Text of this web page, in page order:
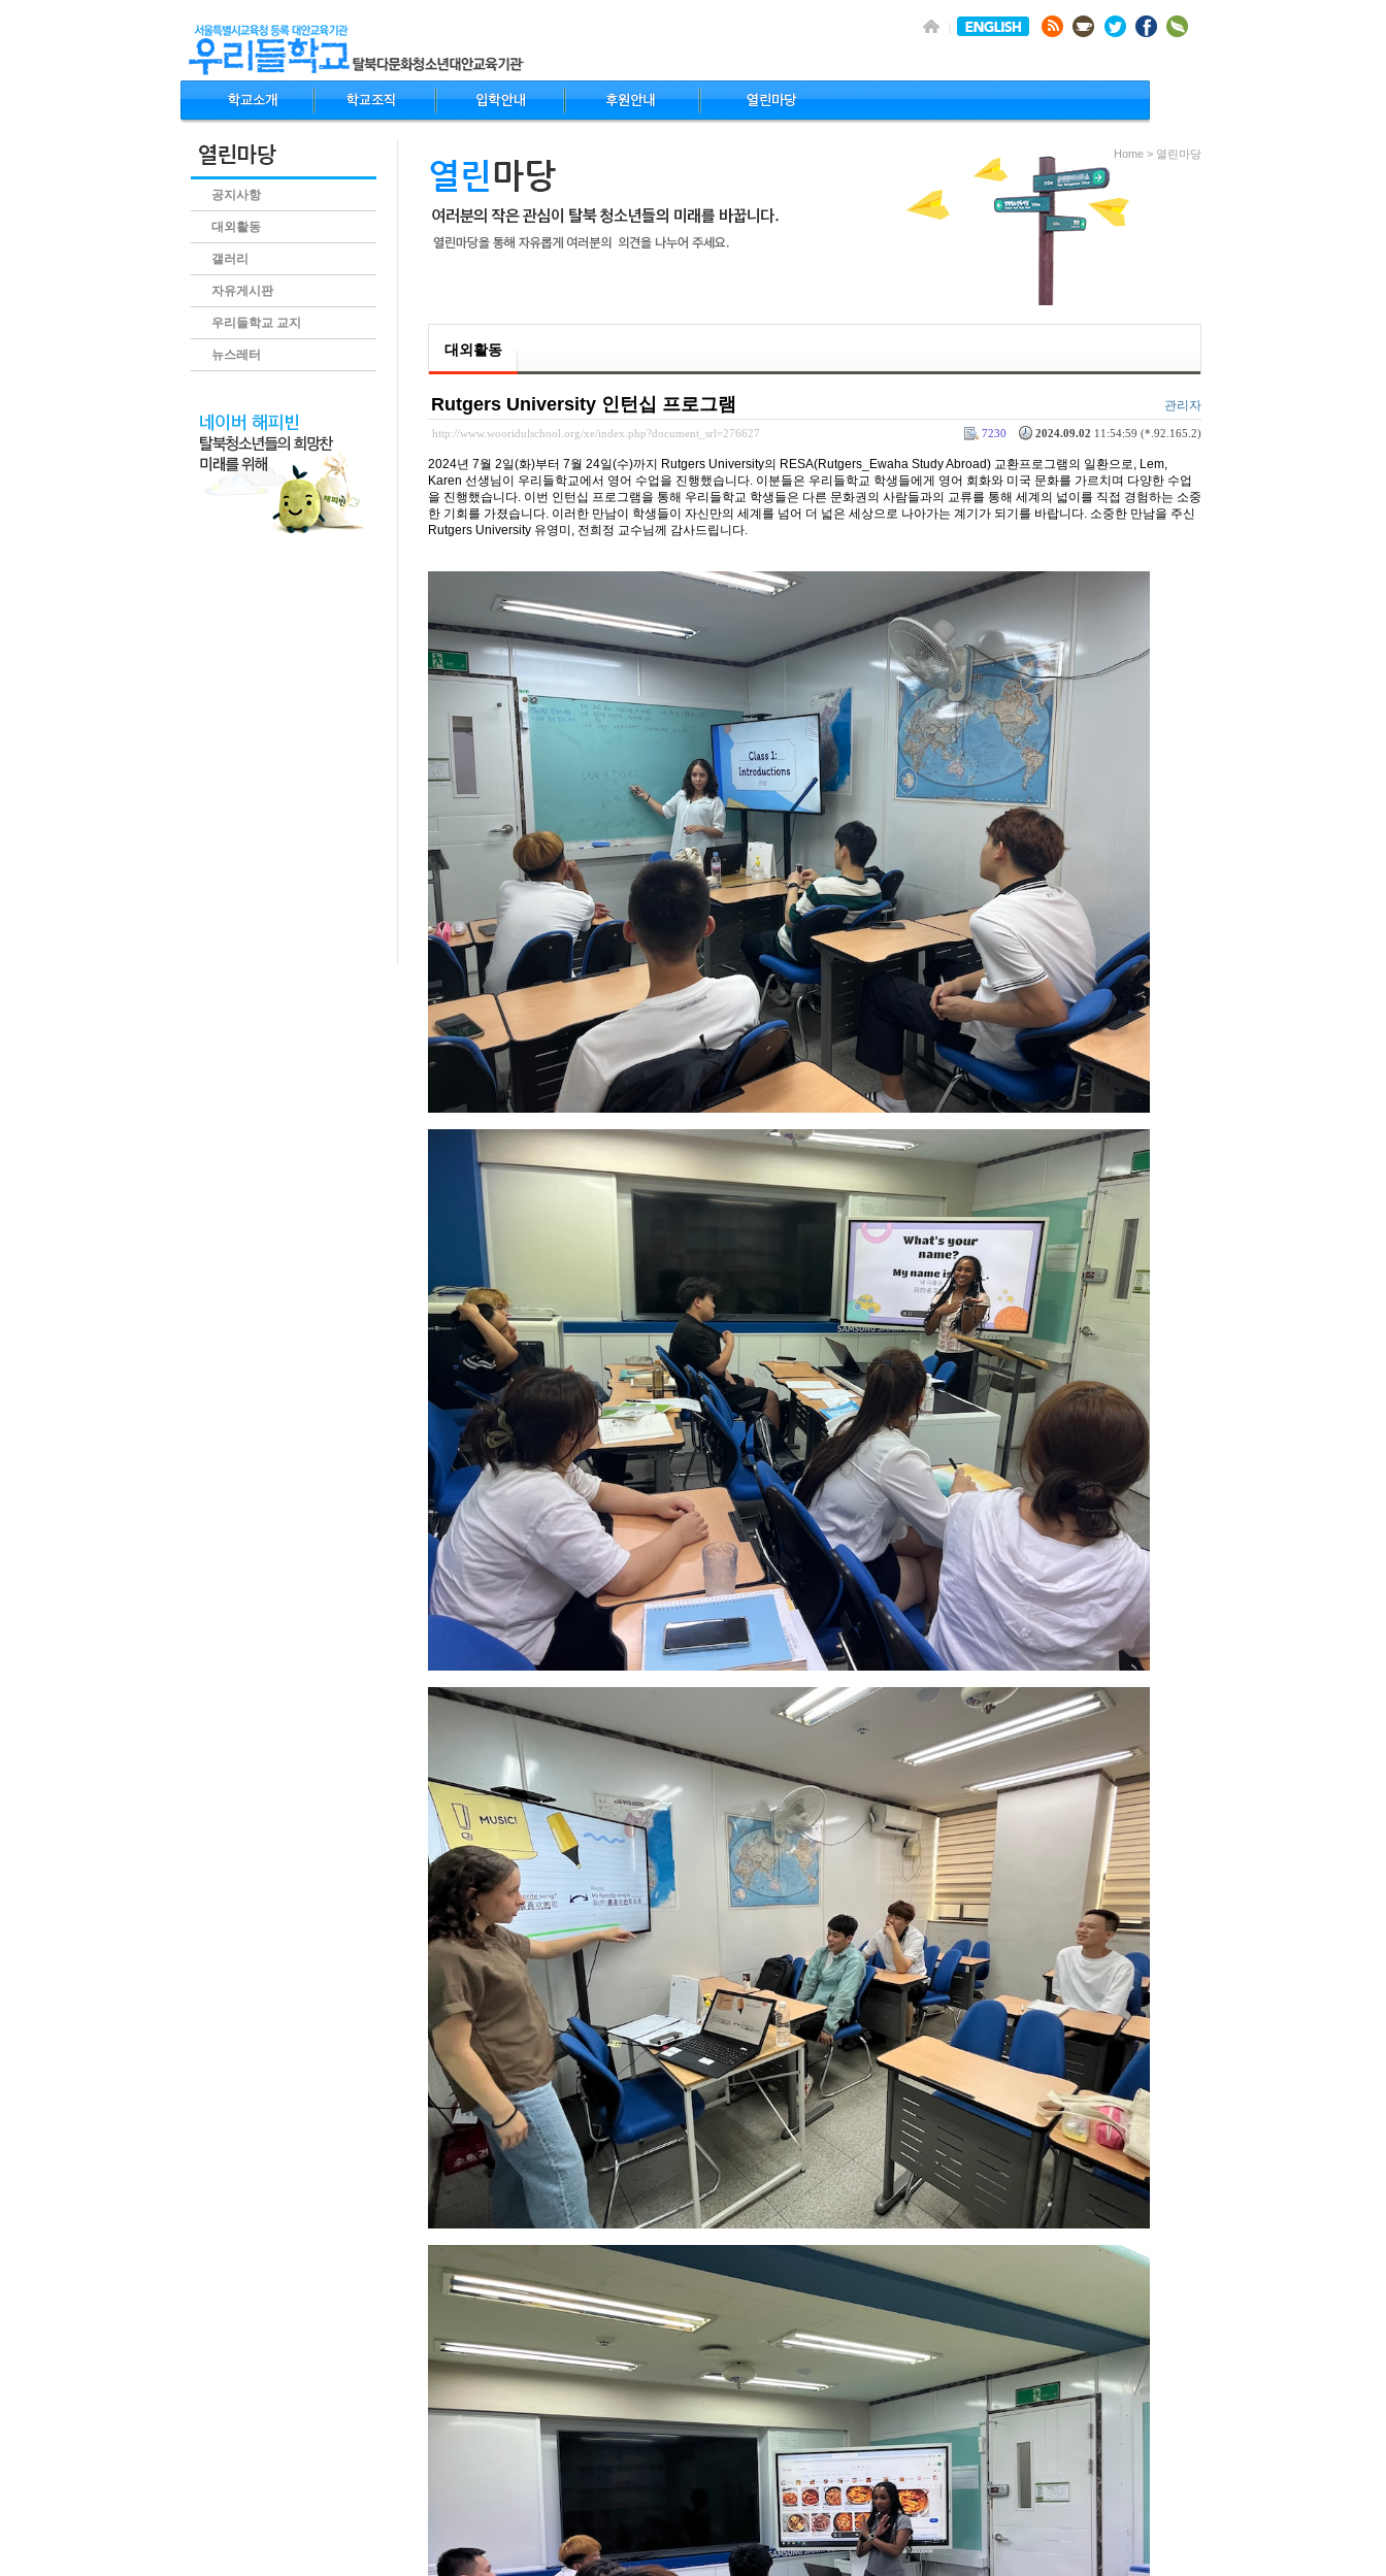
공지사항
대외활동
갤러리
자유게시판
우리들학교 교지
뉴스레터
Home > 열린마당
대외활동
Rutgers University 인턴십 프로그램 관리자
http://www.wooridulschool.org/xe/index.php?document_srl=276627 2024.09.02 11:54:59 (*.92.165.2)
7230
2024년 7월 2일(화)부터 7월 24일(수)까지 Rutgers University의 RESA(Rutgers_Ewaha Study Abroad) 교환프로그램의 일환으로, Lem,
Karen 선생님이 우리들학교에서 영어 수업을 진행했습니다. 이분들은 우리들학교 학생들에게 영어 회화와 미국 문화를 가르치며 다양한 수업
을 진행했습니다. 이번 인턴십 프로그램을 통해 우리들학교 학생들은 다른 문화권의 사람들과의 교류를 통해 세계의 넓이를 직접 경험하는 소중
한 기회를 가졌습니다. 이러한 만남이 학생들이 자신만의 세계를 넘어 더 넓은 세상으로 나아가는 계기가 되기를 바랍니다. 소중한 만남을 주신
Rutgers University 유영미, 전희정 교수님께 감사드립니다.